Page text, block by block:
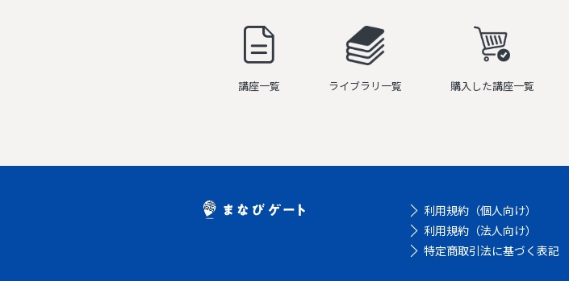
講座一覧 ライブラリ一覧 購入した講座一覧
利用規約（個人向け）
利用規約（法人向け）
特定商取引法に基づく表記